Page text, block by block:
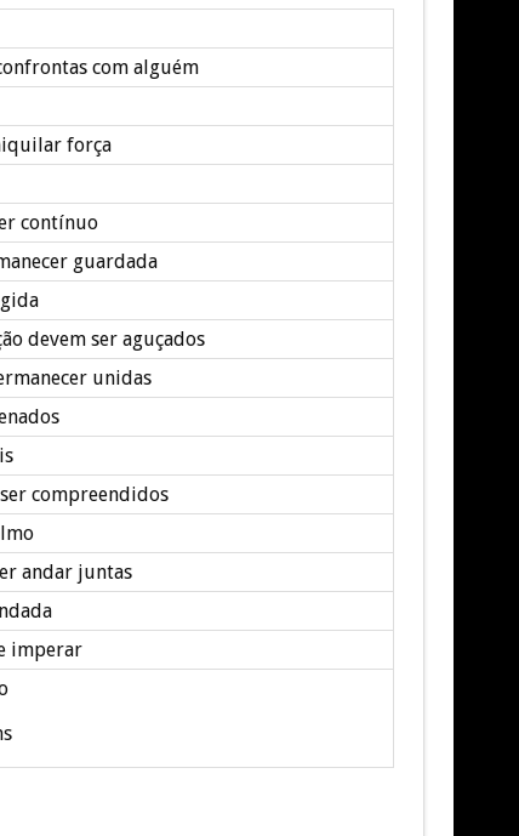
com alguém
força
contínuo
guardada
devem ser aguçados
unidas
compreendidos
andar juntas
imperar